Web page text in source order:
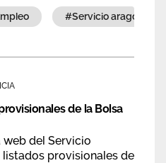
adscrita a la
#empleo #servicio aragonés
de la Bolsa
web del Servicio
provisionales de